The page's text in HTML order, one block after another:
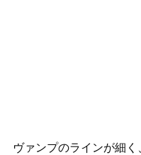
ヴァンプのラインが細く